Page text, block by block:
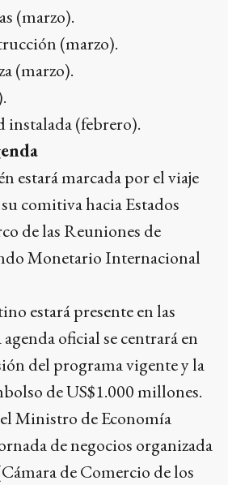
(marzo).
(marzo).
(marzo).
instalada (febrero).
estará marcada por el viaje
comitiva hacia Estados
de las Reuniones de
Monetario Internacional
estará presente en las
oficial se centrará en
del programa vigente y la
de US$1.000 millones.
el Ministro de Economía
de negocios organizada
de Comercio de los